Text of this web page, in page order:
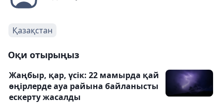
Қазақстан
Оқи отырыңыз
Жаңбыр, қар, үсік: 22 мамырда қай
өңірлерде ауа райына байланысты
ескерту жасалды